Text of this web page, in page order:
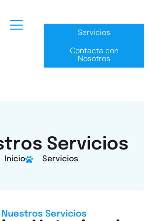
Servicios
Contacta con
Nosotros
Servicios
Inicio Servicios
Nuestros Servicios